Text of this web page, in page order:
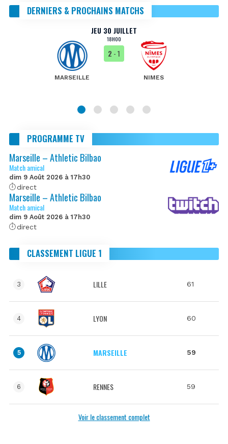
DERNIERS & PROCHAINS MATCHS
JEU 30 JUILLET
18H00
MARSEILLE
2 - 1
NIMES
PROGRAMME TV
Marseille – Athletic Bilbao
Match amical
dim 9 Août 2026 à 17h30
direct
Marseille – Athletic Bilbao
Match amical
dim 9 Août 2026 à 17h30
direct
CLASSEMENT LIGUE 1
3 LILLE 61
4 LYON 60
5 MARSEILLE 59
6 RENNES 59
Voir le classement complet